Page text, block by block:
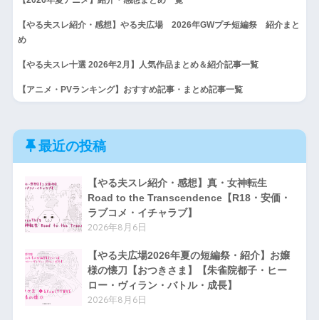
【やる夫スレ紹介・感想】やる夫広場 2026年GWプチ短編祭 紹介まと
め
【やる夫スレ十選 2026年2月】人気作品まとめ＆紹介記事一覧
【アニメ・PVランキング】おすすめ記事・まとめ記事一覧
最近の投稿
【やる夫スレ紹介・感想】真・女神転生
Road to the Transcendence【R18・安価・
ラブコメ・イチャラブ】
2026年8月6日
【やる夫広場2026年夏の短編祭・紹介】お嬢
様の懐刀【おつきさま】【朱雀院都子・ヒー
ロー・ヴィラン・バトル・成長】
2026年8月6日